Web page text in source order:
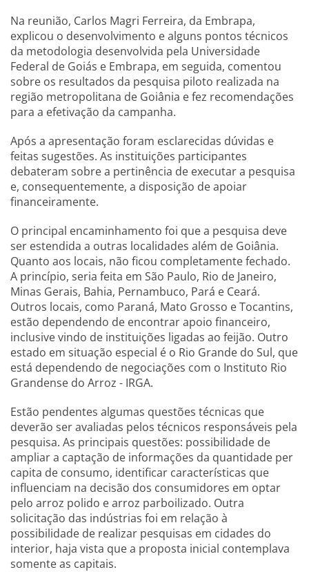
Na reunião, Carlos Magri Ferreira, da Embrapa,
explicou o desenvolvimento e alguns pontos técnicos
da metodologia desenvolvida pela Universidade
Federal de Goiás e Embrapa, em seguida, comentou
sobre os resultados da pesquisa piloto realizada na
região metropolitana de Goiânia e fez recomendações
para a efetivação da campanha.
Após a apresentação foram esclarecidas dúvidas e
feitas sugestões. As instituições participantes
debateram sobre a pertinência de executar a pesquisa
e, consequentemente, a disposição de apoiar
financeiramente.
O principal encaminhamento foi que a pesquisa deve
ser estendida a outras localidades além de Goiânia.
Quanto aos locais, não ficou completamente fechado.
A princípio, seria feita em São Paulo, Rio de Janeiro,
Minas Gerais, Bahia, Pernambuco, Pará e Ceará.
Outros locais, como Paraná, Mato Grosso e Tocantins,
estão dependendo de encontrar apoio financeiro,
inclusive vindo de instituições ligadas ao feijão. Outro
estado em situação especial é o Rio Grande do Sul, que
está dependendo de negociações com o Instituto Rio
Grandense do Arroz - IRGA.
Estão pendentes algumas questões técnicas que
deverão ser avaliadas pelos técnicos responsáveis pela
pesquisa. As principais questões: possibilidade de
ampliar a captação de informações da quantidade per
capita de consumo, identificar características que
influenciam na decisão dos consumidores em optar
pelo arroz polido e arroz parboilizado. Outra
solicitação das indústrias foi em relação à
possibilidade de realizar pesquisas em cidades do
interior, haja vista que a proposta inicial contemplava
somente as capitais.